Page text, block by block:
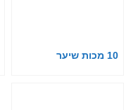
10 מכות שיער